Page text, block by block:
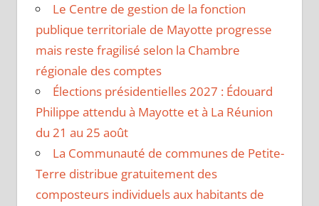
Le Centre de gestion de la fonction
publique territoriale de Mayotte progresse
mais reste fragilisé selon la Chambre
régionale des comptes
Élections présidentielles 2027 : Édouard
Philippe attendu à Mayotte et à La Réunion
du 21 au 25 août
La Communauté de communes de Petite-
Terre distribue gratuitement des
composteurs individuels aux habitants de